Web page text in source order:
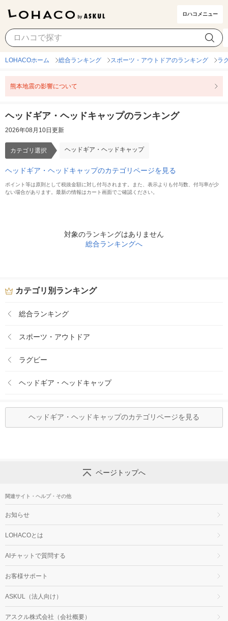
ロハコメニュー
ヘッドギア・ヘッドキャップ カテゴリ選択
LOHACOホーム 総合ランキング スポーツ・アウトドアのランキング ラ
熊本地震の影響について
ヘッドギア・ヘッドキャップのランキング
2026年08月10日更新
カテゴリ選択 ヘッドギア・ヘッドキャップ
ヘッドギア・ヘッドキャップのカテゴリページを見る
ポイント等は原則として税抜金額に対し付与されます。また、表示よりも付与数、付与率が少
ない場合があります。最新の情報はカート画面でご確認ください。
対象のランキングはありません
総合ランキングへ
カテゴリ別ランキング
総合ランキング
スポーツ・アウトドア
ラグビー
ヘッドギア・ヘッドキャップ
ヘッドギア・ヘッドキャップのカテゴリページを見る
ページトップへ
関連サイト・ヘルプ・その他
お知らせ
LOHACOとは
AIチャットで質問する
お客様サポート
ASKUL（法人向け）
アスクル株式会社（会社概要）